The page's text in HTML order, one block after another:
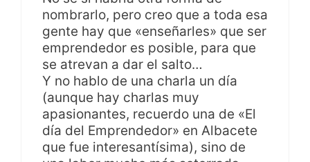
nombrarlo, pero creo que a toda esa
gente hay que «enseñarles» que ser
emprendedor es posible, para que
se atrevan a dar el salto…
Y no hablo de una charla un día
(aunque hay charlas muy
apasionantes, recuerdo una de «El
día del Emprendedor» en Albacete
que fue interesantísima), sino de